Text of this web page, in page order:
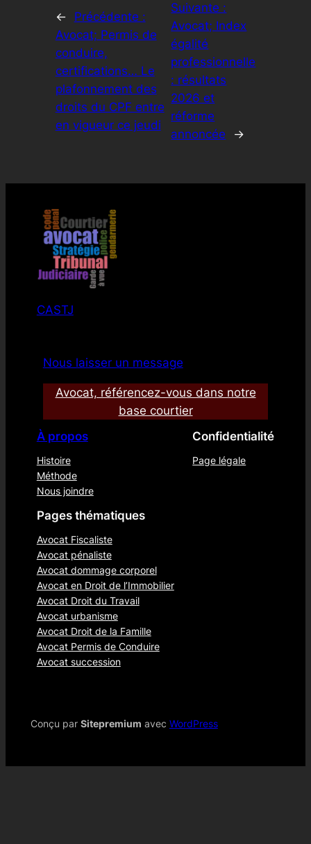
←
Précédente :
Avocat; Permis de
conduire,
certifications… Le
plafonnement des
droits du CPF entre
en vigueur ce jeudi
Suivante :
Avocat; Index
égalité
professionnelle
: résultats
2026 et
réforme
annoncée
→
CASTJ
Nous laisser un message
Avocat, référencez-vous dans notre
base courtier
À propos
Histoire
Méthode
Nous joindre
Confidentialité
Page légale
Pages thématiques
Avocat Fiscaliste
Avocat pénaliste
Avocat dommage corporel
Avocat en Droit de l’Immobilier
Avocat Droit du Travail
Avocat urbanisme
Avocat Droit de la Famille
Avocat Permis de Conduire
Avocat succession
Conçu par Sitepremium avec WordPress